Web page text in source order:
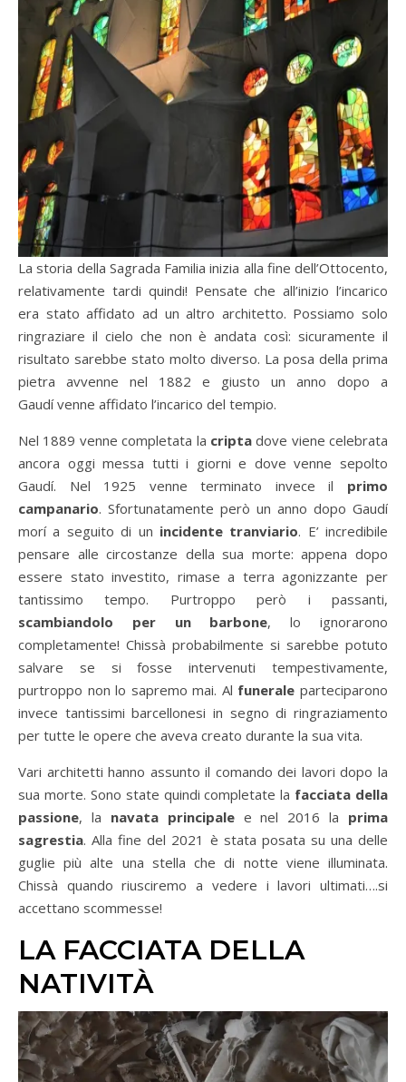
La storia della Sagrada Familia inizia alla fine dell’Ottocento,
relativamente tardi quindi! Pensate che all’inizio l’incarico
era stato affidato ad un altro architetto. Possiamo solo
ringraziare il cielo che non è andata così: sicuramente il
risultato sarebbe stato molto diverso. La posa della prima
pietra avvenne nel 1882 e giusto un anno dopo a
Gaudí venne affidato l’incarico del tempio.
Nel 1889 venne completata la criptadove viene celebrata
ancora oggi messa tutti i giorni e dove venne sepolto
Gaudí. Nel 1925 venne terminato invece il primo
campanario. Sfortunatamente però un anno dopo Gaudí
morí a seguito di un incidente tranviario. E’ incredibile
pensare alle circostanze della sua morte: appena dopo
essere stato investito, rimase a terra agonizzante per
tantissimo tempo. Purtroppo però i passanti,
scambiandolo per un barbone, lo ignorarono
completamente! Chissà probabilmente si sarebbe potuto
salvare se si fosse intervenuti tempestivamente,
purtroppo non lo sapremo mai. Al funerale parteciparono
invece tantissimi barcellonesi in segno di ringraziamento
per tutte le opere che aveva creato durante la sua vita.
Vari architetti hanno assunto il comando dei lavori dopo la
sua morte. Sono state quindi completate la facciata della
passione, la navata principalee nel 2016 la prima
sagrestia. Alla fine del 2021 è stata posata su una delle
guglie più alte una stella che di notte viene illuminata.
Chissà quando riusciremo a vedere i lavori ultimati….si
accettano scommesse!
LA FACCIATA DELLA
NATIVITÀ